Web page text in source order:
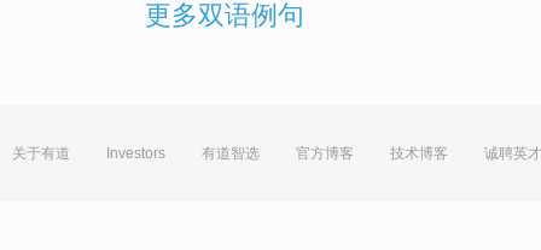
更多双语例句
关于有道 Investors 有道智选 官方博客 技术博客 诚聘英才